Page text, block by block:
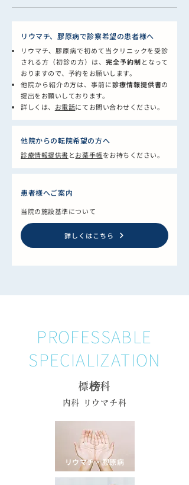
リウマチ、膠原病で診察希望の患者様へ
リウマチ、膠原病で初めて当クリニックを受診
される方（初診の方）は、 完全予約制となって
おりますので、予約をお願いします。
他院から紹介の方は、事前に診療情報提供書の
提出をお願いしております。
詳しくは、 お電話にてお問い合わせください。
他院からの転院希望の方へ
診療情報提供書とお薬手帳をお持ちください。
患者様へご案内
当院の施設基準について
詳しくはこちら
PROFESSABLE
SPECIALIZATION
標榜科
内科 リウマチ科
リウマチ・膠原病